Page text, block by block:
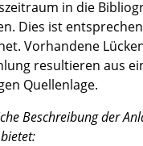
in die
Dies ist
Vorhandene
resultieren aus
Quellenlage.
Beschreibung der